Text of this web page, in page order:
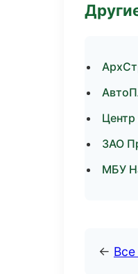
ЗАО
МБУ
←